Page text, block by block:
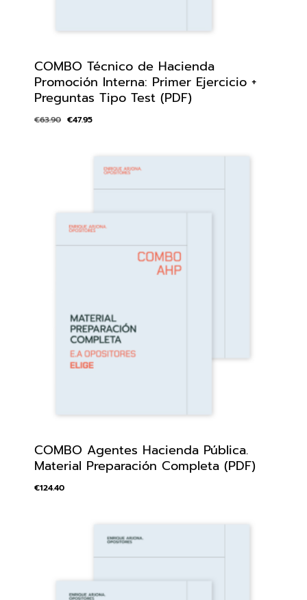
COMBO Técnico de Hacienda
Promoción Interna: Primer Ejercicio +
Preguntas Tipo Test (PDF)
€63.90 €47.95
COMBO Agentes Hacienda Pública.
Material Preparación Completa (PDF)
€124.40